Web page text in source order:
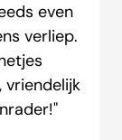
even
verliep.
vriendelijk